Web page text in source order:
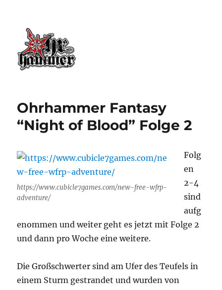
Ohrhammer.online
Ohrhammer Fantasy
“Night of Blood” Folge 2
https://www.cubicle7games.com/new-free-wfrp-
adventure/
Folg
en
2-4
sind
aufg
enommen und weiter geht es jetzt mit Folge 2
und dann pro Woche eine weitere.
Die Großschwerter sind am Ufer des Teufels in
einem Sturm gestrandet und wurden von